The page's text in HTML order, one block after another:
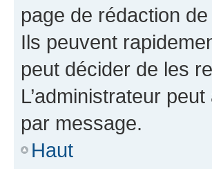
page de rédaction
Ils peuvent
peut décider de les
L’administrateur
par message.
Haut